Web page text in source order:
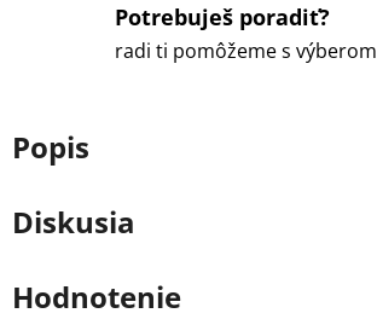
Potrebuješ poradiť?
radi ti pomôžeme s výberom
Popis
Diskusia
Hodnotenie